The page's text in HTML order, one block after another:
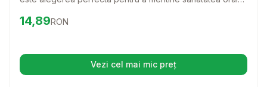
face ingrijirea dintilor o experienta placuta si usoara, atat
Preț:14.89
14,89RON
Vezi cel mai mic preț(se deschide într-o filă nouă)